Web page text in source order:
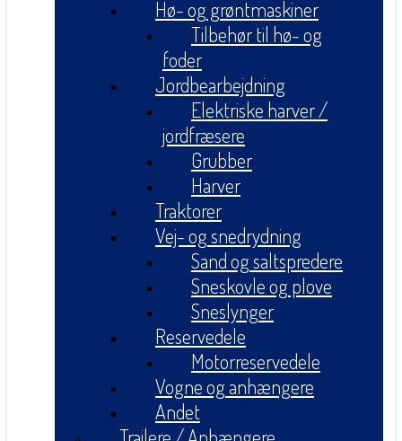
Hø- og grøntmaskiner
Tilbehør til hø- og
foder
Jordbearbejdning
Elektriske harver /
jordfræsere
Grubber
Harver
Traktorer
Vej- og snedrydning
Sand og saltspredere
Sneskovle og plove
Sneslynger
Reservedele
Motorreservedele
Vogne og anhængere
Andet